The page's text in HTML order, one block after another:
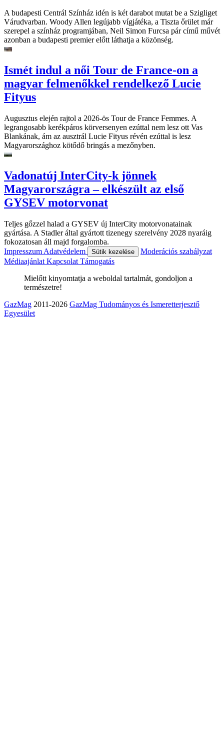
A budapesti Centrál Színház idén is két darabot mutat be a Szigliget
Várudvarban. Woody Allen legújabb vígjátéka, a Tiszta őrület már
szerepel a színház programjában, Neil Simon Furcsa pár című művét
azonban a budapesti premier előtt láthatja a közönség.
Ismét indul a női Tour de France-on a
magyar felmenőkkel rendelkező Lucie
Fityus
Augusztus elején rajtol a 2026-ös Tour de France Femmes. A
legrangosabb kerékpáros körversenyen ezúttal nem lesz ott Vas
Blankának, ám az ausztrál Lucie Fityus révén ezúttal is lesz
Magyarországhoz kötődő bringás a mezőnyben.
Vadonatúj InterCity-k jönnek
Magyarországra – elkészült az első
GYSEV motorvonat
Teljes gőzzel halad a GYSEV új InterCity motorvonatainak
gyártása. A Stadler által gyártott tizenegy szerelvény 2028 nyaráig
fokozatosan áll majd forgalomba.
Impresszum Adatvédelem Sütik kezelése
Moderációs szabályzat
Médiaajánlat Kapcsolat Támogatás
Mielőtt kinyomtatja a weboldal tartalmát, gondoljon a
természetre!
GazMag 2011-2026 GazMag Tudományos és Ismeretterjesztő
Egyesület